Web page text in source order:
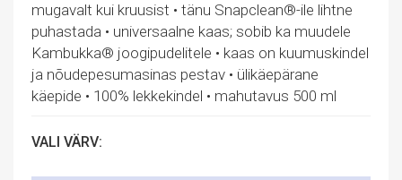
mugavalt kui kruusist • tänu Snapclean®-ile lihtne
puhastada • universaalne kaas; sobib ka muudele
Kambukka® joogipudelitele • kaas on kuumuskindel
ja nõudepesumasinas pestav • ülikäepärane
käepide • 100% lekkekindel • mahutavus 500 ml
VALI VÄRV: